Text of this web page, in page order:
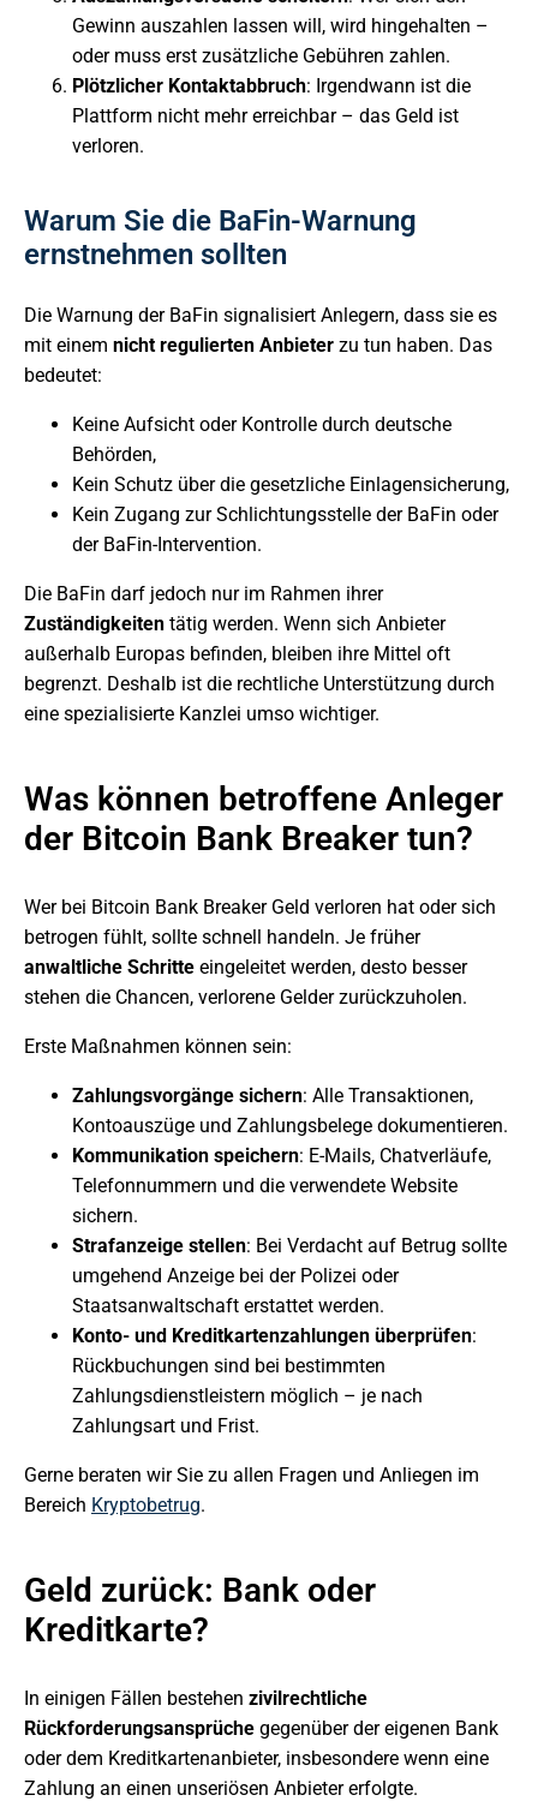
Gewinn auszahlen lassen will, wird hingehalten –
oder muss erst zusätzliche Gebühren zahlen.
Plötzlicher Kontaktabbruch: Irgendwann ist die
Plattform nicht mehr erreichbar – das Geld ist
verloren.
Warum Sie die BaFin-Warnung
ernstnehmen sollten
Die Warnung der BaFin signalisiert Anlegern, dass sie es
mit einem nicht regulierten Anbieter zu tun haben. Das
bedeutet:
Keine Aufsicht oder Kontrolle durch deutsche
Behörden,
Kein Schutz über die gesetzliche Einlagensicherung,
Kein Zugang zur Schlichtungsstelle der BaFin oder
der BaFin-Intervention.
Die BaFin darf jedoch nur im Rahmen ihrer
Zuständigkeiten tätig werden. Wenn sich Anbieter
außerhalb Europas befinden, bleiben ihre Mittel oft
begrenzt. Deshalb ist die rechtliche Unterstützung durch
eine spezialisierte Kanzlei umso wichtiger.
Was können betroffene Anleger
der Bitcoin Bank Breaker tun?
Wer bei Bitcoin Bank Breaker Geld verloren hat oder sich
betrogen fühlt, sollte schnell handeln. Je früher
anwaltliche Schritte eingeleitet werden, desto besser
stehen die Chancen, verlorene Gelder zurückzuholen.
Erste Maßnahmen können sein:
Zahlungsvorgänge sichern: Alle Transaktionen,
Kontoauszüge und Zahlungsbelege dokumentieren.
Kommunikation speichern: E-Mails, Chatverläufe,
Telefonnummern und die verwendete Website
sichern.
Strafanzeige stellen: Bei Verdacht auf Betrug sollte
umgehend Anzeige bei der Polizei oder
Staatsanwaltschaft erstattet werden.
Konto- und Kreditkartenzahlungen überprüfen:
Rückbuchungen sind bei bestimmten
Zahlungsdienstleistern möglich – je nach
Zahlungsart und Frist.
Gerne beraten wir Sie zu allen Fragen und Anliegen im
Bereich Kryptobetrug.
Geld zurück: Bank oder
Kreditkarte?
In einigen Fällen bestehen zivilrechtliche
Rückforderungsansprüche gegenüber der eigenen Bank
oder dem Kreditkartenanbieter, insbesondere wenn eine
Zahlung an einen unseriösen Anbieter erfolgte.